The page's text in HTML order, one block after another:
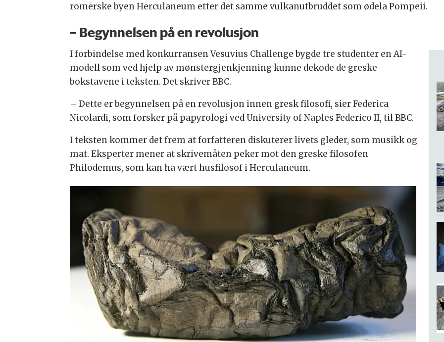
romerske byen Herculaneum etter det samme vulkanutbruddet som ødela Pompeii.
– Begynnelsen på en revolusjon
I forbindelse med konkurransen Vesuvius Challenge bygde tre studenter en AI-
modell som ved hjelp av mønstergjenkjenning kunne dekode de greske
bokstavene i teksten. Det skriver BBC.
– Dette er begynnelsen på en revolusjon innen gresk filosofi, sier Federica
Nicolardi, som forsker på papyrologi ved University of Naples Federico II, til BBC.
I teksten kommer det frem at forfatteren diskuterer livets gleder, som musikk og
mat. Eksperter mener at skrivemåten peker mot den greske filosofen
Philodemus, som kan ha vært husfilosof i Herculaneum.